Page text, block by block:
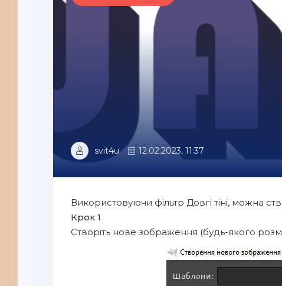
svit4u 12.02.2023, 11:37
Використовуючи фільтр Довгі тіні, можна
Крок 1
Створіть нове зображення (будь-якого